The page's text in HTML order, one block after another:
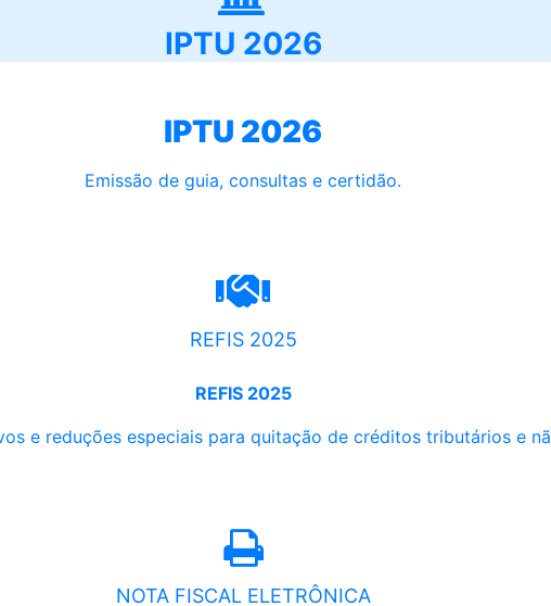
IPTU 2026
IPTU 2026
Emissão de guia, consultas e certidão.
REFIS 2025
REFIS 2025
e reduções especiais para quitação de créditos tributários e
NOTA FISCAL ELETRÔNICA